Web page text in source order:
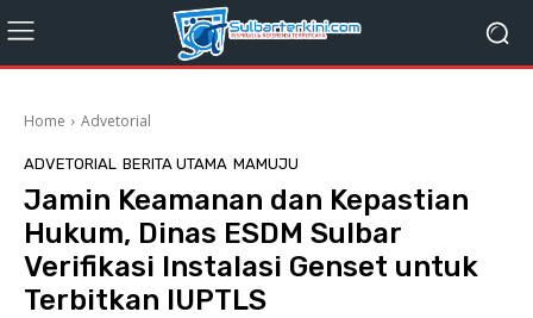
Home Advetorial
ADVETORIAL BERITA UTAMA MAMUJU
Jamin Keamanan dan Kepastian
Hukum, Dinas ESDM Sulbar
Verifikasi Instalasi Genset untuk
Terbitkan IUPTLS